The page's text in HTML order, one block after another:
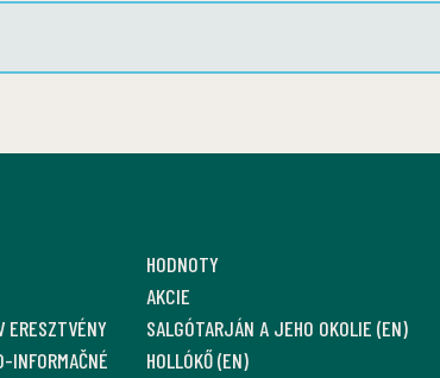
ERESZTVÉNY
INFORMAČNÉ
HODNOTY
AKCIE
SALGÓTARJÁN A JEHO OKOLIE (EN)
HOLLÓKŐ (EN)